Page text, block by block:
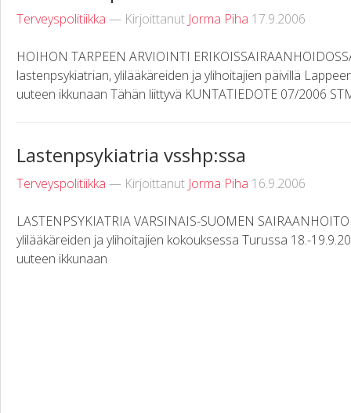
Terveyspolitiikka — Kirjoittanut Jorma Piha 17.9.2006
HOIHON TARPEEN ARVIOINTI
lastenpsykiatrian, ylilääkäreiden ja ylihoitajien päivillä
uuteen ikkunaan Tähän liittyvä KUNTATIEDOTE 07/2006
Lastenpsykiatria vsshp:ssa
Terveyspolitiikka — Kirjoittanut Jorma Piha 16.9.2006
LASTENPSYKIATRIA VARSINAIS-SUOMEN
ylilääkäreiden ja ylihoitajien kokouksessa Turussa 18.-
uuteen ikkunaan